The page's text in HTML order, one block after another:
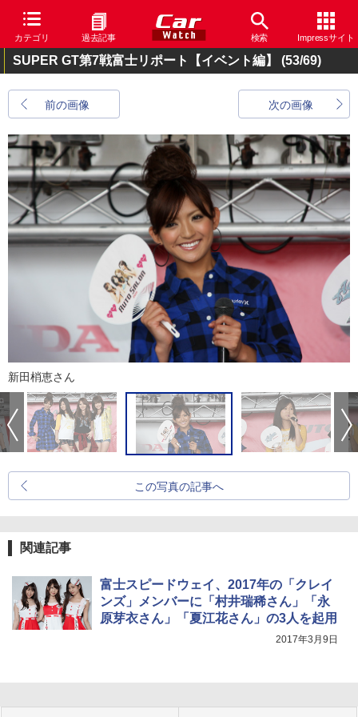
カテゴリ 過去記事 検索 Impressサイト
SUPER GT第7戦富士リポート【イベント編】 (53/69)
前の画像 次の画像
新田梢恵さん
この写真の記事へ
関連記事
富士スピードウェイ、2017年の「クレイ
ンズ」メンバーに「村井瑞稀さん」「永
原芽衣さん」「夏江花さん」の3人を起用
2017年3月9日